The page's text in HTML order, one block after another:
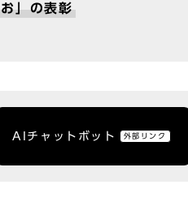
」の表彰
AIチャットボット 外部リンク